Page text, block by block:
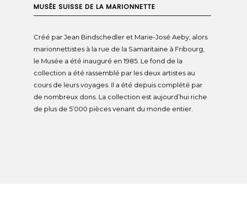
MUSÉE SUISSE DE LA MARIONNETTE
Créé par Jean Bindschedler et Marie-José Aeby, alors
marionnettistes à la rue de la Samaritaine à Fribourg,
le Musée a été inauguré en 1985. Le fond de la
collection a été rassemblé par les deux artistes au
cours de leurs voyages. Il a été depuis complété par
de nombreux dons. La collection est aujourd’hui riche
de plus de 5’000 pièces venant du monde entier.